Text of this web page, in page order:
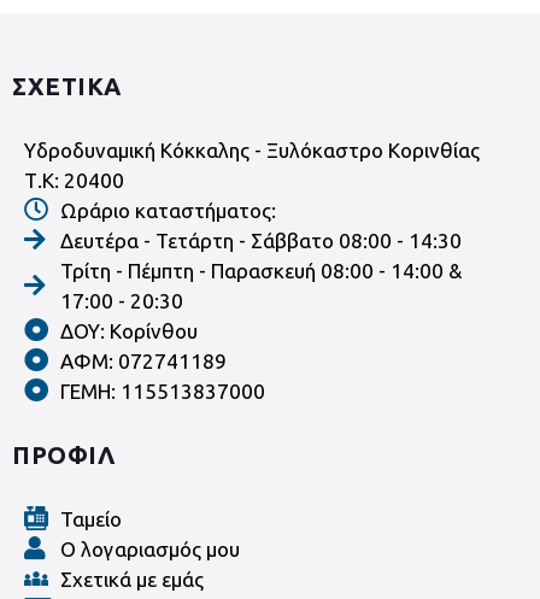
ΣΧΕΤΙΚΑ
Υδροδυναμική Κόκκαλης - Ξυλόκαστρο Κορινθίας
Τ.Κ: 20400
Ωράριο καταστήματος:
Δευτέρα - Τετάρτη - Σάββατο 08:00 - 14:30
Τρίτη - Πέμπτη - Παρασκευή 08:00 - 14:00 &
17:00 - 20:30
ΔΟΥ: Κορίνθου
ΑΦΜ: 072741189
ΓΕΜΗ: 115513837000
ΠΡΟΦΙΛ
Ταμείο
Ο λογαριασμός μου
Σχετικά με εμάς